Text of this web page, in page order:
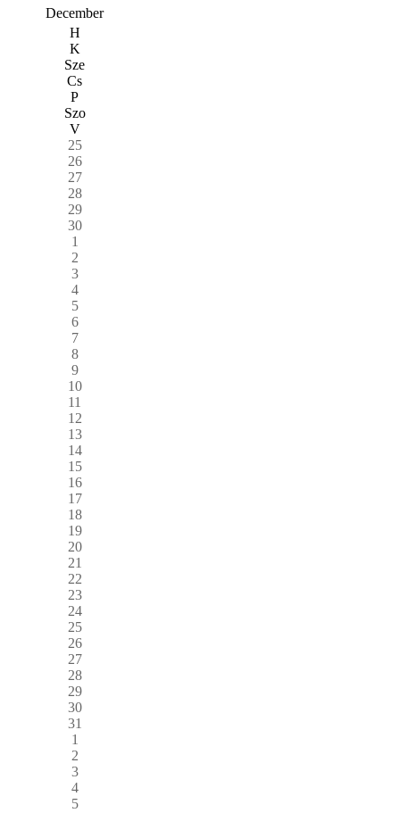
December
H
K
Sze
Cs
P
Szo
V
25
26
27
28
29
30
1
2
3
4
5
6
7
8
9
10
11
12
13
14
15
16
17
18
19
20
21
22
23
24
25
26
27
28
29
30
31
1
2
3
4
5